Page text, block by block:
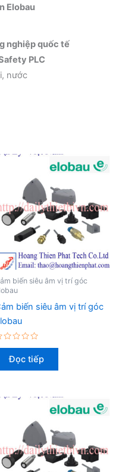
Elobau
nghiệp quốc tế
PLC
nước
biến siêu âm vị trí góc
biến siêu âm vị trí góc
Đọc tiếp